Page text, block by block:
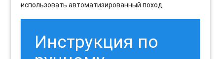
использовать автоматизированный поход.
Инструкция по